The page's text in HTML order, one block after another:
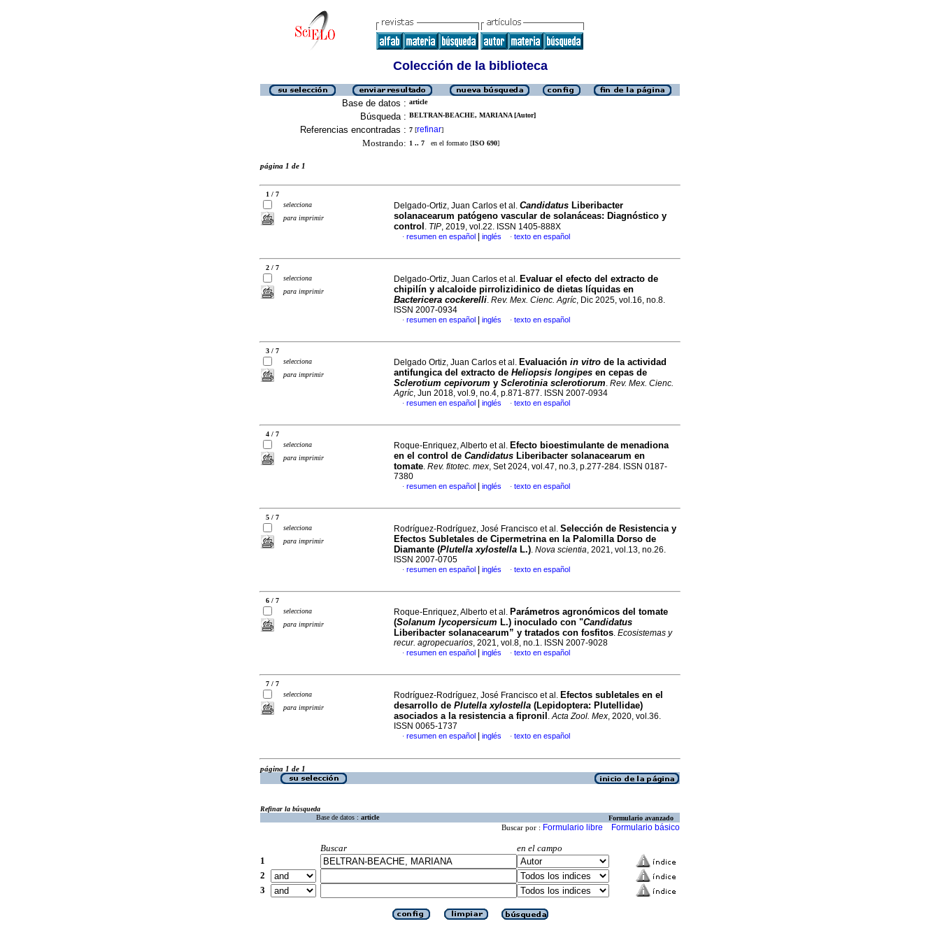
Colección de la biblioteca
Base de datos : article
Búsqueda : BELTRAN-BEACHE, MARIANA [Autor]
Referencias encontradas : 7 [refinar]
Mostrando: 1 .. 7 en el formato [ISO 690]
página 1 de 1
1 / 7
selecciona
para imprimir
Delgado-Ortiz, Juan Carlos et al. Candidatus Liberibacter
solanacearum patógeno vascular de solanáceas: Diagnóstico y
control . TIP, 2019, vol.22. ISSN 1405-888X
· resumen en español inglés · texto en español
2 / 7
selecciona
para imprimir
Delgado-Ortiz, Juan Carlos et al. Evaluar el efecto del extracto de
chipilín y alcaloide pirrolizidinico de dietas líquidas en
Bactericera cockerelli. Rev. Mex. Cienc. Agríc, Dic 2025, vol.16, no.8.
ISSN 2007-0934
· resumen en español inglés · texto en español
3 / 7
selecciona
para imprimir
Delgado Ortiz, Juan Carlos et al. Evaluación in vitro de la actividad
antifungica del extracto de Heliopsis longipes en cepas de
Sclerotium cepivorum y Sclerotinia sclerotiorum. Rev. Mex. Cienc.
Agríc, Jun 2018, vol.9, no.4, p.871-877. ISSN 2007-0934
· resumen en español inglés · texto en español
4 / 7
selecciona
para imprimir
Roque-Enriquez, Alberto et al. Efecto bioestimulante de menadiona
en el control de Candidatus Liberibacter solanacearum en
tomate. Rev. fitotec. mex, Set 2024, vol.47, no.3, p.277-284. ISSN 0187-
7380
· resumen en español inglés · texto en español
5 / 7
selecciona
para imprimir
Rodríguez-Rodríguez, José Francisco et al. Selección de Resistencia y
Efectos Subletales de Cipermetrina en la Palomilla Dorso de
Diamante (Plutella xylostella L.). Nova scientia, 2021, vol.13, no.26.
ISSN 2007-0705
· resumen en español inglés · texto en español
6 / 7
selecciona
para imprimir
Roque-Enriquez, Alberto et al. Parámetros agronómicos del tomate
(Solanum lycopersicum L.) inoculado con "Candidatus
Liberibacter solanacearum” y tratados con fosfitos. Ecosistemas y
recur. agropecuarios, 2021, vol.8, no.1. ISSN 2007-9028
· resumen en español inglés · texto en español
7 / 7
selecciona
para imprimir
Rodríguez-Rodríguez, José Francisco et al. Efectos subletales en el
desarrollo de Plutella xylostella (Lepidoptera: Plutellidae)
asociados a la resistencia a fipronil .Acta Zool. Mex, 2020, vol.36.
ISSN 0065-1737
· resumen en español inglés · texto en español
página 1 de 1
Refinar la búsqueda
Base de datos : article Formulario avanzado
Buscar por : Formulario libre Formulario básico
Buscar
en el campo
1
2
3